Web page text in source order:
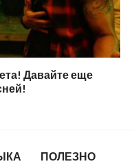
Давайте еще
ПОЛЕЗНО